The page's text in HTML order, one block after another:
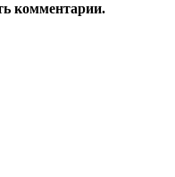
комментарии.